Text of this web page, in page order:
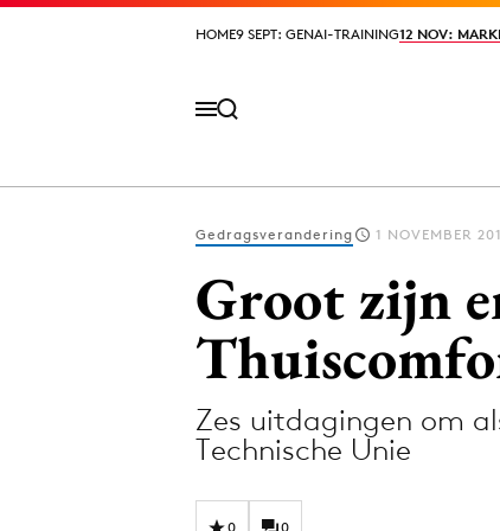
HOME9 SEPT: GENAI-TRAINING12 NOV:
HOME9 SEPT: GENAI-TRAINING12 NOV:
Design
Digital
Gedragsverandering 1 NOVEMBER
Groot zijn
Zes uitdagingen om
Technische Unie
0 0